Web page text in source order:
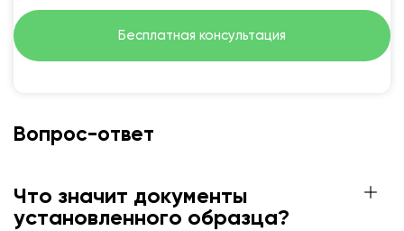
Бесплатная консультация
Вопрос-ответ
Что значит документы
установленного образца?